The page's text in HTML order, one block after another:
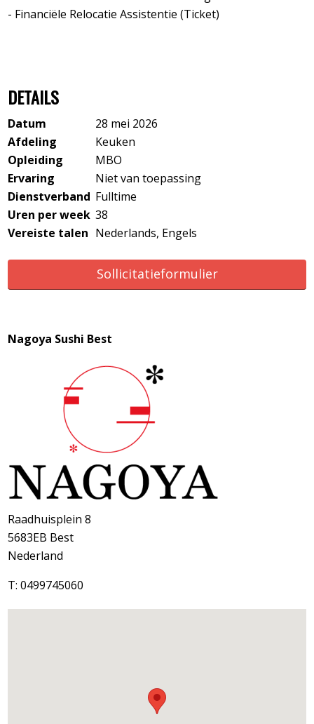
- Financiële Relocatie Assistentie (Ticket)
DETAILS
Datum
28 mei 2026
Afdeling
Keuken
Opleiding
MBO
Ervaring
Niet van toepassing
Dienstverband Fulltime
Uren per week 38
Vereiste talen Nederlands, Engels
Sollicitatieformulier
Nagoya Sushi Best
Raadhuisplein 8
5683EB Best
Nederland
T: 0499745060